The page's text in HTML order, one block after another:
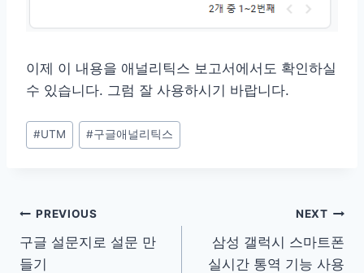
이제 이 내용을 애널리틱스 보고서에서도 확인하실
수 있습니다. 그럼 잘 사용하시기 바랍니다.
Post
Tags:
#UTM #구글애널리틱스
글
탐
PREVIOUS
구글 설문지로 설문 만
들기
NEXT
삼성 갤럭시 스마트폰
실시간 통역 기능 사용